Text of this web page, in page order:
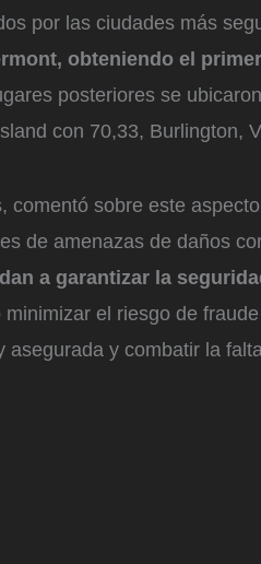
por las ciudades más
obteniendo el
posteriores se
con 70,33, Burlington,
comentó sobre este
de amenazas de daños
a garantizar la
el riesgo de
asegurada y combatir la